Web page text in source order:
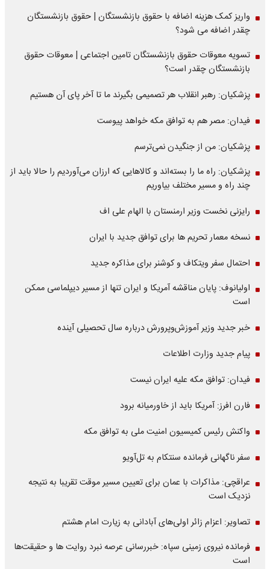
واریز کمک هزینه اضافه با حقوق بازنشستگان | حقوق بازنشستگان
چقدر اضافه می شود؟
تسویه معوقات حقوق بازنشستگان تامین اجتماعی | معوقات حقوق
بازنشستگان چقدر است؟
پزشکیان: رهبر انقلاب هر تصمیمی بگیرند ما تا آخر پای آن هستیم
فیدان: مصر هم به توافق مکه خواهد پیوست
پزشکیان: من از جنگیدن نمی‌ترسم
پزشکیان: راه ما را بسته‌اند و کالاهایی که ارزان می‌آوردیم را حالا باید از
چند راه و مسیر مختلف بیاوریم
رایزنی نخست وزیر ارمنستان با الهام علی اف
نسخه معمار تحریم ها برای توافق جدید با ایران
احتمال سفر ویتکاف و کوشنر برای مذاکره جدید
اولیانوف: پایان مناقشه آمریکا و ایران تنها از مسیر دیپلماسی ممکن
است
خبر جدید وزیر آموزش‌وپرورش درباره سال تحصیلی آینده
پیام جدید وزارت اطلاعات
فیدان: توافق مکه علیه ایران نیست
فارن افرز: آمریکا باید از خاورمیانه برود
واکنش رئیس کمیسیون امنیت ملی به توافق مکه
سفر ناگهانی فرمانده سنتکام به تل‌آویو
عراقچی: مذاکرات با عمان برای تعیین مسیر موقت تقریبا به نتیجه
نزدیک است
تصاویر: اعزام زائر اولی‌های آبادانی به زیارت امام هشتم
فرمانده نیروی زمینی سپاه: خبررسانی عرصه نبرد روایت ها و حقیقت‌ها
است